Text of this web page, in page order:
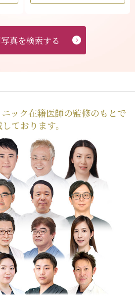
真を検索する
ック在籍医師の監修のもとで
ております。